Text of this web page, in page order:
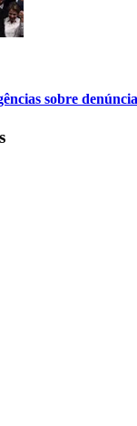
sobre